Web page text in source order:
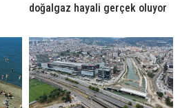
doğalgaz hayali gerçek oluyor